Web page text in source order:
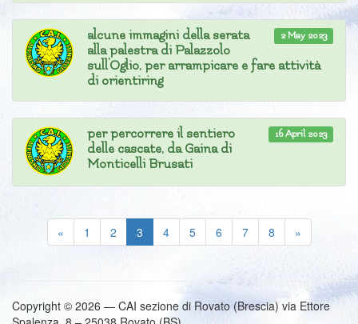
2 May 2023
alcune immagini della serata
alla palestra di Palazzolo
sull'Oglio, per arrampicare e fare attività
di orientiring
16 April 2023
per percorrere il sentiero
delle cascate, da Gaina di
Monticelli Brusati
« 1 2 3(current)
4 5 6 7 8 »
Copyright © 2026 — CAI sezione di Rovato (Brescia) via Ettore